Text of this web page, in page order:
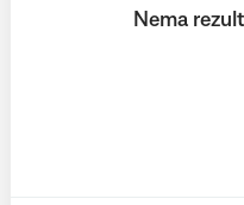
Nema